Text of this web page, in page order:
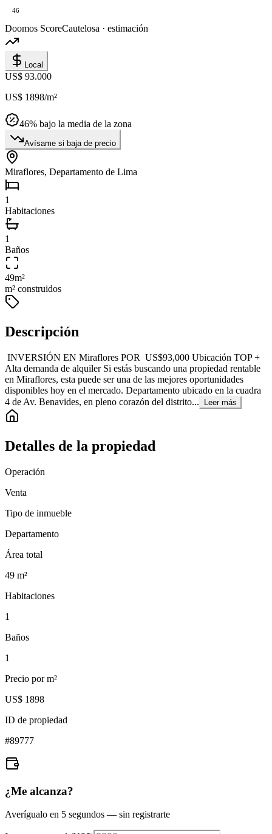
46
Doomos ScoreCautelosa · estimación
Local
US$ 93.000
US$ 1898/m²
46% bajo la media de la zona
Avísame si baja de precio
Miraflores, Departamento de Lima
1
Habitaciones
1
Baños
49m²
m² construidos
Descripción
INVERSIÓN EN Miraflores POR US$93,000 Ubicación TOP +
Alta demanda de alquiler Si estás buscando una propiedad rentable
en Miraflores, esta puede ser una de las mejores oportunidades
disponibles hoy en el mercado. Departamento ubicado en la cuadra
4 de Av. Benavides, en pleno corazón del distrito...
Leer más
Detalles de la propiedad
Operación
Venta
Tipo de inmueble
Departamento
Área total
49 m²
Habitaciones
1
Baños
1
Precio por m²
US$ 1898
ID de propiedad
#89777
¿Me alcanza?
Averígualo en 5 segundos — sin registrarte